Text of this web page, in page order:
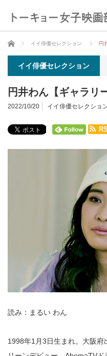
ホーム イイ俳優セレクション 円
イイ俳優セレクション
円井わん【ギャラリ
2022/10/20 イイ俳優セレクショ
読み：まるい わん
1998年1月3日生まれ。大阪